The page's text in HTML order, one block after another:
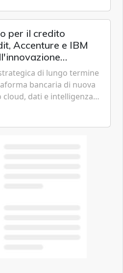
per il credito
Accenture e IBM
di lungo termine
bancaria di nuova
dati e intelligenza